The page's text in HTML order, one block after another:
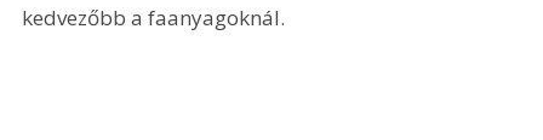
kedvezőbb a faanyagoknál.